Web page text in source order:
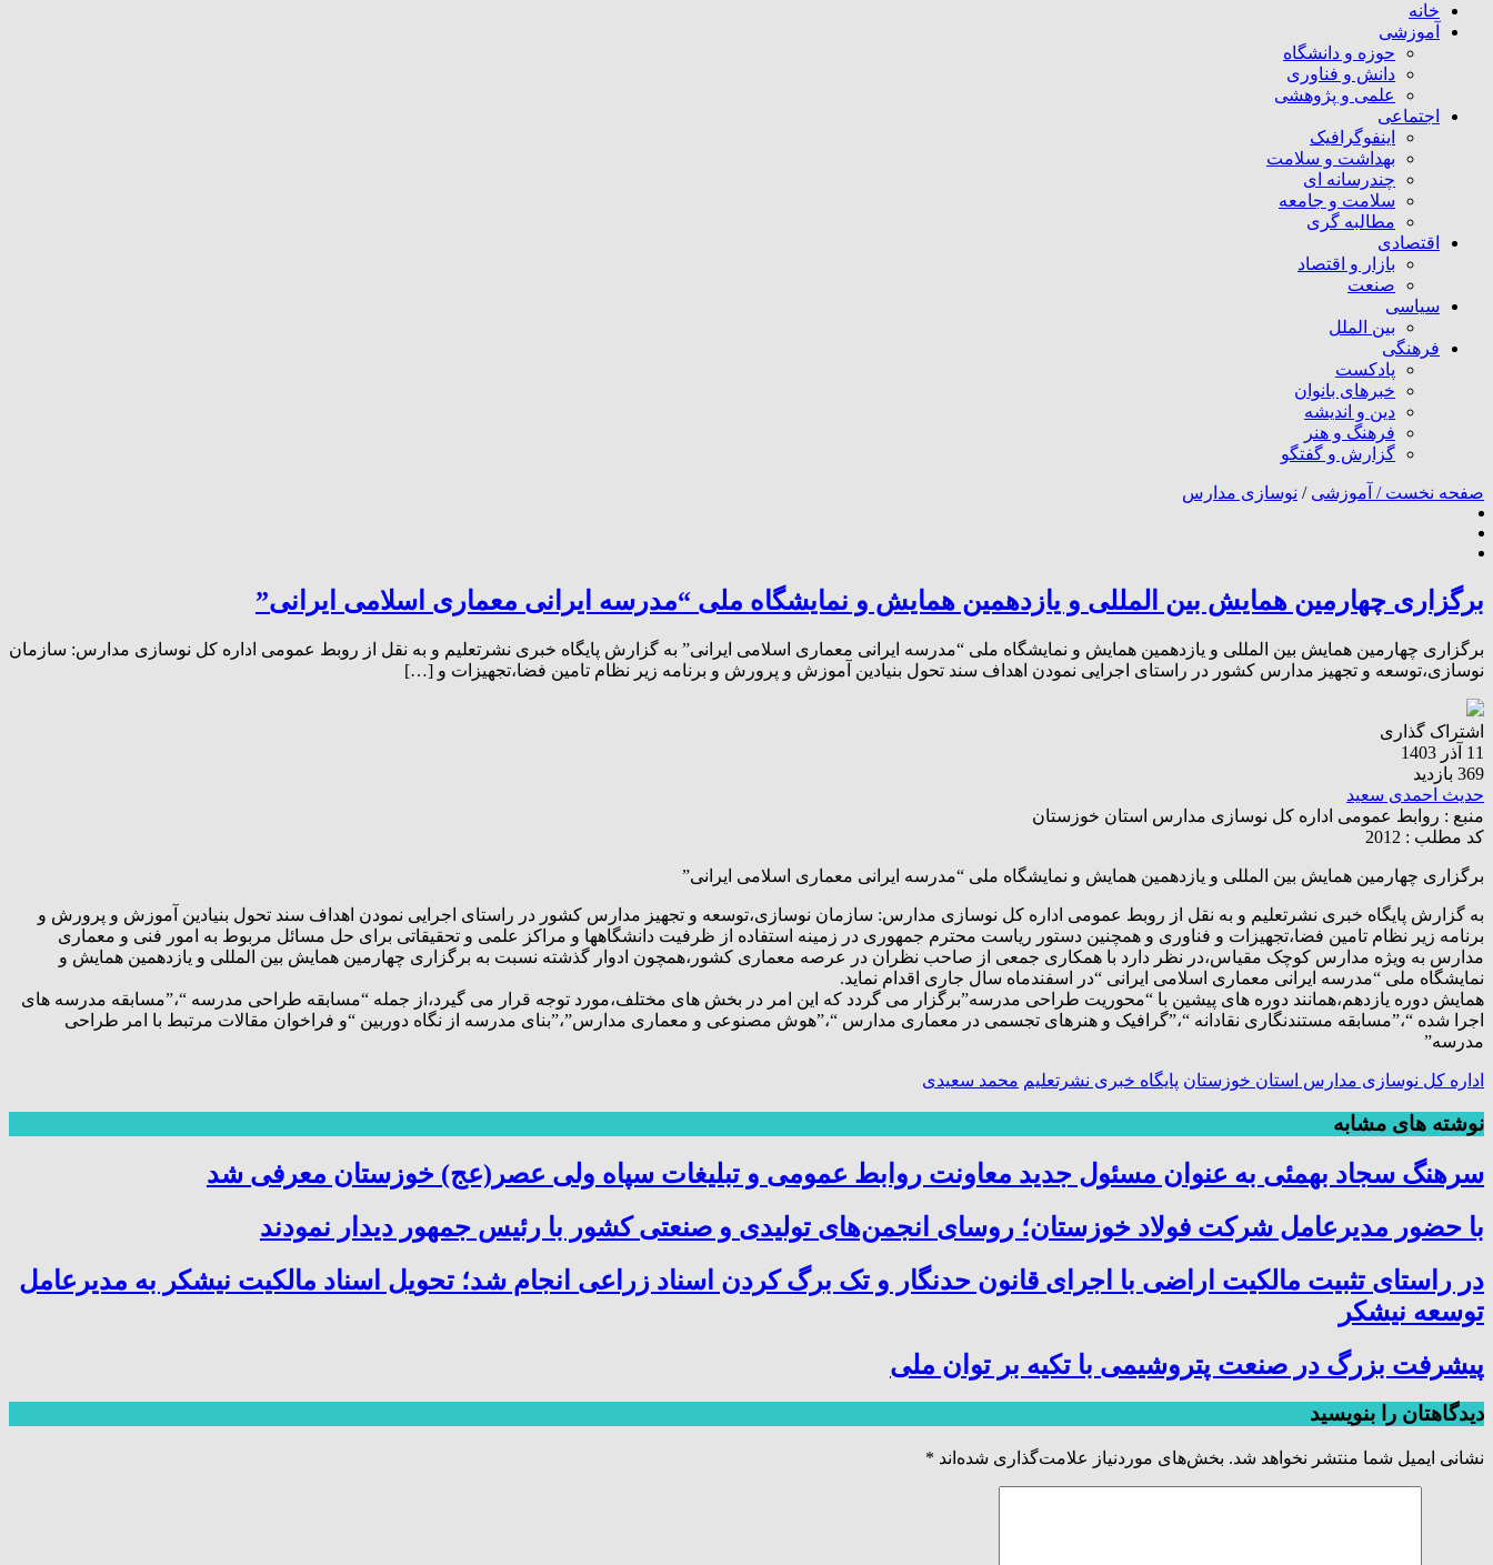
خانه
آموزشی
حوزه و دانشگاه
دانش و فناوری
علمی و پژوهشی
اجتماعی
اینفوگرافیک
بهداشت و سلامت
چندرسانه ای
سلامت و جامعه
مطالبه گری
اقتصادی
بازار و اقتصاد
صنعت
سیاسی
بین الملل
فرهنگی
پادکست
خبرهای بانوان
دین و اندیشه
فرهنگ و هنر
گزارش و گفتگو
صفحه نخست / آموزشی / نوسازی مدارس
برگزاری چهارمین همایش بین المللی و یازدهمین همایش و نمایشگاه ملی “مدرسه ایرانی معماری اسلامی ایرانی”
برگزاری چهارمین همایش بین المللی و یازدهمین همایش و نمایشگاه ملی “مدرسه ایرانی معماری اسلامی ایرانی” به گزارش پایگاه خبری نشرتعلیم و به نقل از روبط عمومی اداره کل نوسازی مدارس: سازمان
نوسازی،توسعه و تجهیز مدارس کشور در راستای اجرایی نمودن اهداف سند تحول بنیادین آموزش و پرورش و برنامه زیر نظام تامین فضا،تجهیزات و […]
اشتراک گذاری
11 آذر 1403
369 بازدید
حدیث احمدی سعید
منبع : روابط عمومی اداره کل نوسازی مدارس استان خوزستان
کد مطلب : 2012
برگزاری چهارمین همایش بین المللی و یازدهمین همایش و نمایشگاه ملی “مدرسه ایرانی معماری اسلامی ایرانی”
به گزارش پایگاه خبری نشرتعلیم و به نقل از روبط عمومی اداره کل نوسازی مدارس: سازمان نوسازی،توسعه و تجهیز مدارس کشور در راستای اجرایی نمودن اهداف سند تحول بنیادین آموزش و پرورش و
برنامه زیر نظام تامین فضا،تجهیزات و فناوری و همچنین دستور ریاست محترم جمهوری در زمینه استفاده از ظرفیت دانشگاهها و مراکز علمی و تحقیقاتی برای حل مسائل مربوط به امور فنی و معماری
مدارس به ویژه مدارس کوچک مقیاس،در نظر دارد با همکاری جمعی از صاحب نظران در عرصه معماری کشور،همچون ادوار گذشته نسبت به برگزاری چهارمین همایش بین المللی و یازدهمین همایش و
نمایشگاه ملی “مدرسه ایرانی معماری اسلامی ایرانی “در اسفندماه سال جاری اقدام نماید.
همایش دوره یازدهم،همانند دوره های پیشین با “محوریت طراحی مدرسه”برگزار می گردد که این امر در بخش های مختلف،مورد توجه قرار می گیرد،از جمله “مسابقه طراحی مدرسه “،”مسابقه مدرسه های
اجرا شده “،”مسابقه مستندنگاری نقادانه “،”گرافیک و هنرهای تجسمی در معماری مدارس “،”هوش مصنوعی و معماری مدارس”،”بنای مدرسه از نگاه دوربین “و فراخوان مقالات مرتبط با امر طراحی
مدرسه”
اداره کل نوسازی مدارس استان خوزستان پایگاه خبری نشرتعلیم محمد سعیدی
نوشته های مشابه
سرهنگ سجاد بهمئی به عنوان مسئول جدید معاونت روابط عمومی و تبلیغات سپاه ولی عصر(عج) خوزستان معرفی شد
با حضور مدیرعامل شرکت فولاد خوزستان؛ روسای انجمن‌های تولیدی و صنعتی کشور با رئیس جمهور دیدار نمودند
در راستای تثبیت مالکیت اراضی با اجرای قانون حدنگار و تک برگ کردن اسناد زراعی انجام شد؛ تحویل اسناد مالکیت نیشکر به مدیرعامل
توسعه نیشکر
پیشرفت بزرگ در صنعت پتروشیمی با تکیه بر توان ملی
دیدگاهتان را بنویسید
نشانی ایمیل شما منتشر نخواهد شد. بخش‌های موردنیاز علامت‌گذاری شده‌اند *